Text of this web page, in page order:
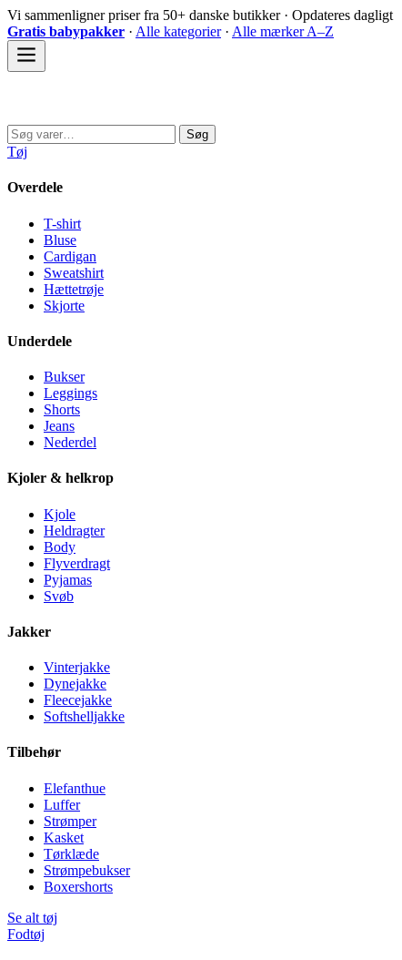
Spring
til
indhold
Vi sammenligner priser fra 50+ danske butikker · Opdateres dagligt
Gratis babypakker · Alle kategorier· Alle mærker A–Z
Søg
efter:
Søg
Tøj
Overdele
T-shirt
Bluse
Cardigan
Sweatshirt
Hættetrøje
Skjorte
Underdele
Bukser
Leggings
Shorts
Jeans
Nederdel
Kjoler & helkrop
Kjole
Heldragter
Body
Flyverdragt
Pyjamas
Svøb
Jakker
Vinterjakke
Dynejakke
Fleecejakke
Softshelljakke
Tilbehør
Elefanthue
Luffer
Strømper
Kasket
Tørklæde
Strømpebukser
Boxershorts
Se alt tøj
Fodtøj